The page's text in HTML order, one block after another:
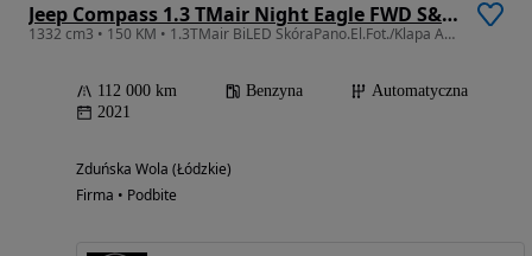
Jeep Compass 1.3 TMair Night Eagle FWD S&S DDCT
1332 cm3 • 150 KM • 1.3TMair BiLED SkóraPano.El.Fot./Klapa As.Pasa Alpine Kam.KeyLess Gwar
112 000 km Benzyna
Automatyczna
2021
Zduńska Wola (Łódzkie)
Firma • Podbite